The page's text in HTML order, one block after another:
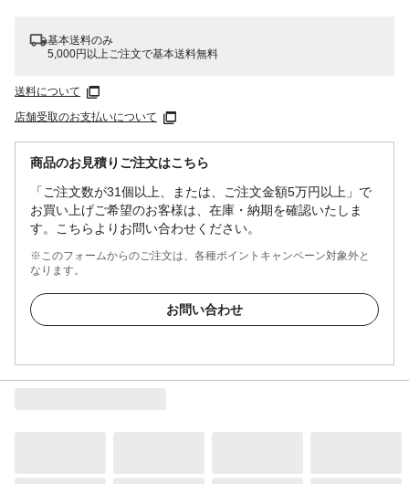
基本送料のみ
5,000円以上ご注文で基本送料無料
送料について
店舗受取のお支払いについて
商品のお見積りご注文はこちら
「ご注文数が31個以上、または、ご注文金額5万円以上」で
お買い上げご希望のお客様は、在庫・納期を確認いたしま
す。こちらよりお問い合わせください。
※このフォームからのご注文は、各種ポイントキャンペーン対象外と
なります。
お問い合わせ